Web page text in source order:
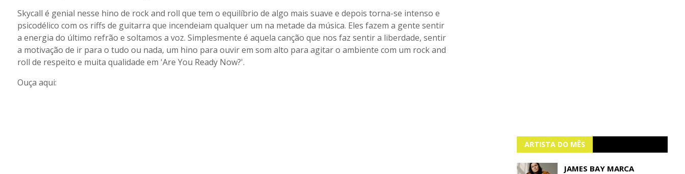
Skycall é genial nesse hino de rock and roll que tem o equilíbrio de algo mais suave e depois torna-se intenso e
psicodélico com os riffs de guitarra que incendeiam qualquer um na metade da música. Eles fazem a gente sentir
a energia do último refrão e soltamos a voz. Simplesmente é aquela canção que nos faz sentir a liberdade, sentir
a motivação de ir para o tudo ou nada, um hino para ouvir em som alto para agitar o ambiente com um rock and
roll de respeito e muita qualidade em 'Are You Ready Now?'.
Ouça aqui:
ARTISTA DO MÊS
JAMES BAY MARCA